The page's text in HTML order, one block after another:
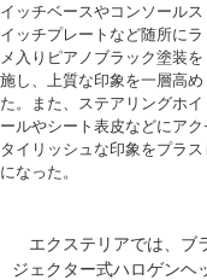
イッチベースやコンソールス
イッチプレートなど随所にラ
メ入りピアノブラック塗装を
施し、上質な印象を一層高め
た。また、ステアリングホイ
ールやシート表皮などにア
タイリッシュな印象をプラ
になった。
エクステリアでは、ブ
ジェクター式ハロゲンヘ